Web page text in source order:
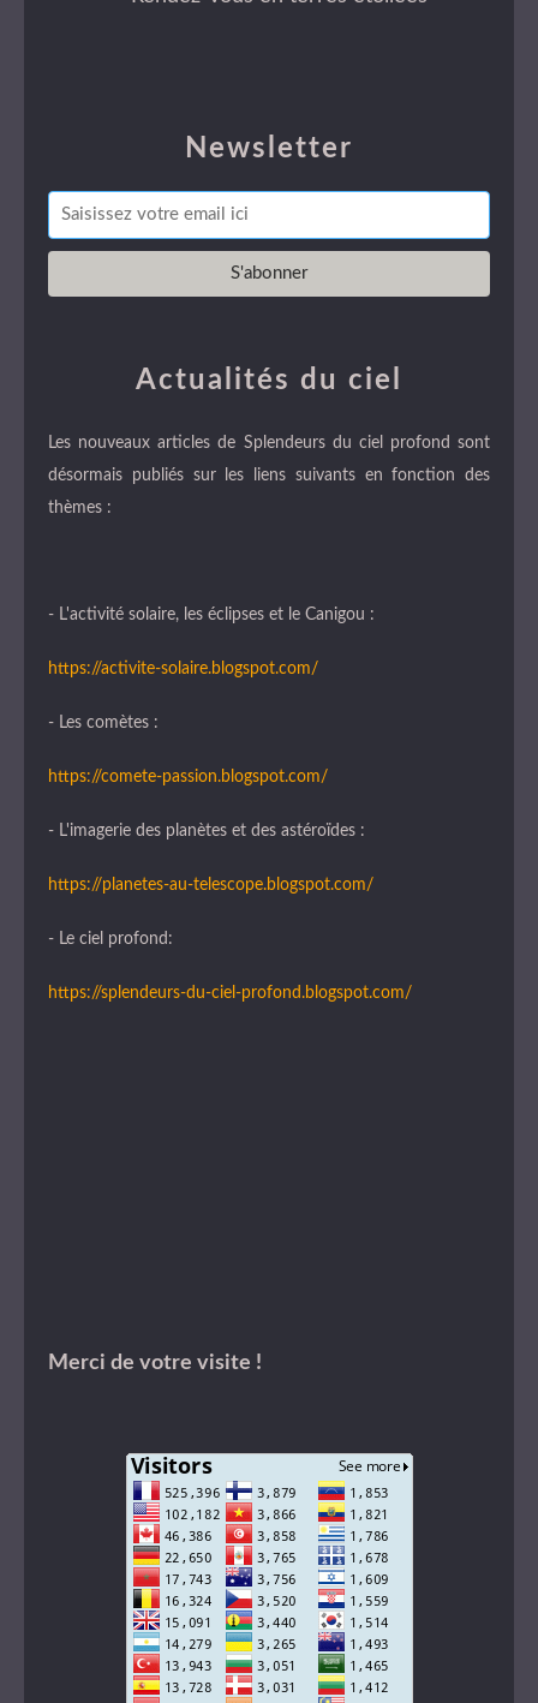
Newsletter
Actualités du ciel
Les nouveaux articles de Splendeurs du ciel profond sont
désormais publiés sur les liens suivants en fonction des
thèmes :
- L'activité solaire, les éclipses et le Canigou :
https://activite-solaire.blogspot.com/
- Les comètes :
https://comete-passion.blogspot.com/
- L'imagerie des planètes et des astéroïdes :
https://planetes-au-telescope.blogspot.com/
- Le ciel profond:
https://splendeurs-du-ciel-profond.blogspot.com/
Merci de votre visite !